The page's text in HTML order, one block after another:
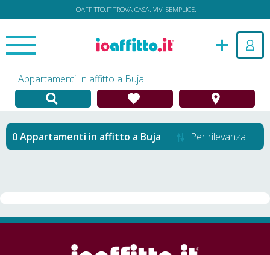
IOAFFITTO.IT TROVA CASA. VIVI SEMPLICE.
Appartamenti In affitto a Buja
Appartamenti in affitto a Buja Per rilevanza